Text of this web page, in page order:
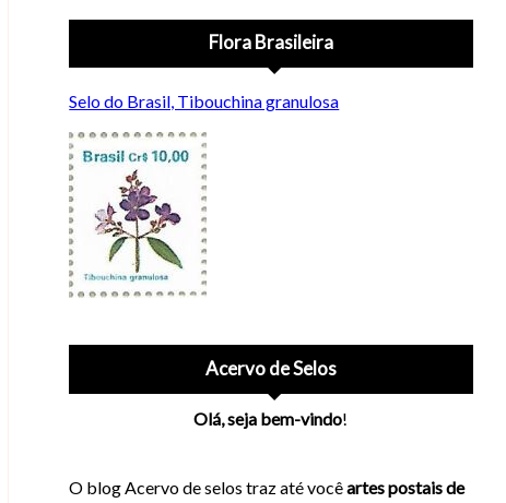
Flora Brasileira
Selo do Brasil, Tibouchina granulosa
Acervo de Selos
Olá, seja bem-vindo!
O blog Acervo de selos traz até vocêartes postais de